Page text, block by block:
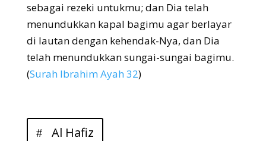
sebagai rezeki untukmu; dan Dia telah
menundukkan kapal bagimu agar berlayar
di lautan dengan kehendak-Nya, dan Dia
telah menundukkan sungai-sungai bagimu.
(Surah Ibrahim Ayah 32)
Al Hafiz